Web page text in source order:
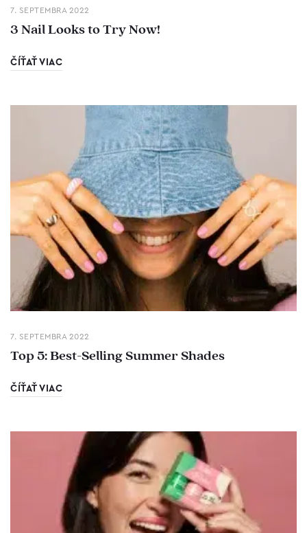
7. SEPTEMBRA 2022
3 Nail Looks to Try Now!
ČÍŤAŤ VIAC
7. SEPTEMBRA 2022
Top 5: Best-Selling Summer Shades
ČÍŤAŤ VIAC